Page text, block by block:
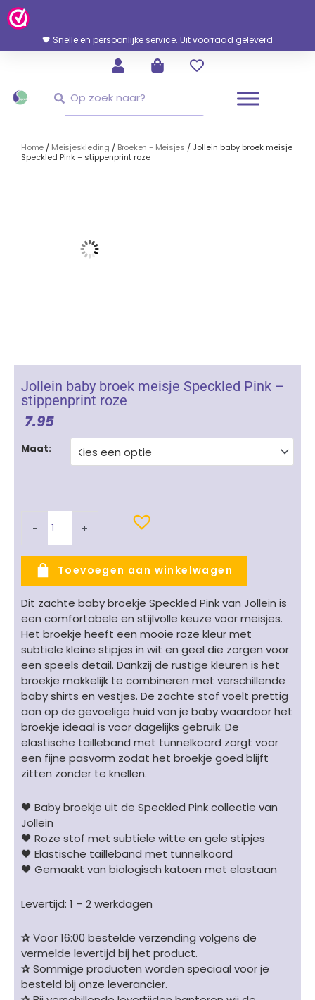
Ga
Naar
Inhoud
🖤 Snelle en persoonlijke service. Uit voorraad geleverd
Home / Meisjeskleding / Broeken - Meisjes / Jollein baby broek meisje
Speckled Pink – stippenprint roze
Jollein baby broek meisje Speckled Pink –
stippenprint roze
7.95
Maat:
-
Jollein
stippenprint
roze
aantal
+
Toevoegen aan winkelwagen
Dit zachte baby broekje Speckled Pink van Jollein is
een comfortabele en stijlvolle keuze voor meisjes.
Het broekje heeft een mooie roze kleur met
subtiele kleine stipjes in wit en geel die zorgen voor
een speels detail. Dankzij de rustige kleuren is het
broekje makkelijk te combineren met verschillende
baby shirts en vestjes. De zachte stof voelt prettig
aan op de gevoelige huid van je baby waardoor het
broekje ideaal is voor dagelijks gebruik. De
elastische tailleband met tunnelkoord zorgt voor
een fijne pasvorm zodat het broekje goed blijft
zitten zonder te knellen.
🖤 Baby broekje uit de Speckled Pink collectie van
Jollein
🖤 Roze stof met subtiele witte en gele stipjes
🖤 Elastische tailleband met tunnelkoord
🖤 Gemaakt van biologisch katoen met elastaan
Levertijd: 1 – 2 werkdagen
✰Voor 16:00 bestelde verzending volgens de
vermelde levertijd bij het product.
✰Sommige producten worden speciaal voor je
besteld bij onze leverancier.